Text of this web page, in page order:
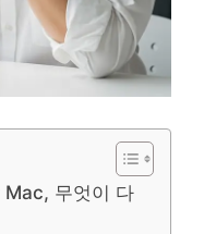
무엇이 다